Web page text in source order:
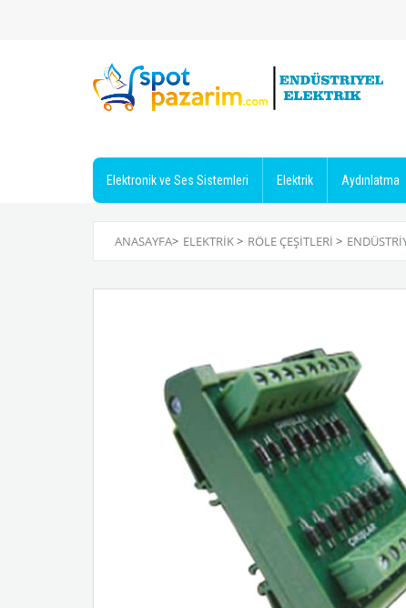
Elektronik ve Ses Sistemleri Elektrik Aydınlatma
ANASAYFA> ELEKTRIK> RÖLE ÇEŞITLERI >